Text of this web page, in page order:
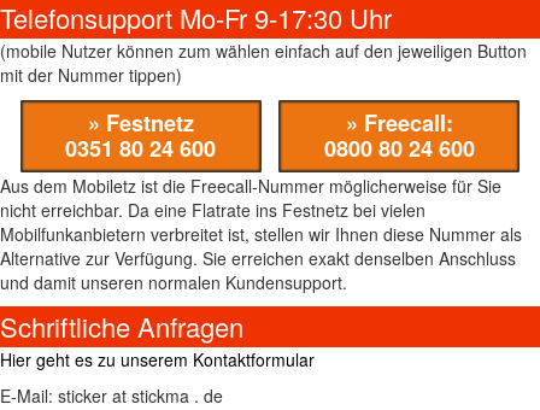
Telefonsupport Mo-Fr 9-17:30 Uhr
(mobile Nutzer können zum wählen einfach auf den jeweiligen Button
mit der Nummer tippen)
» Festnetz
0351 80 24 600
» Freecall:
0800 80 24 600
Aus dem Mobiletz ist die Freecall-Nummer möglicherweise für Sie
nicht erreichbar. Da eine Flatrate ins Festnetz bei vielen
Mobilfunkanbietern verbreitet ist, stellen wir Ihnen diese Nummer als
Alternative zur Verfügung. Sie erreichen exakt denselben Anschluss
und damit unseren normalen Kundensupport.
Schriftliche Anfragen
Hier geht es zu unserem Kontaktformular
E-Mail: sticker at stickma . de